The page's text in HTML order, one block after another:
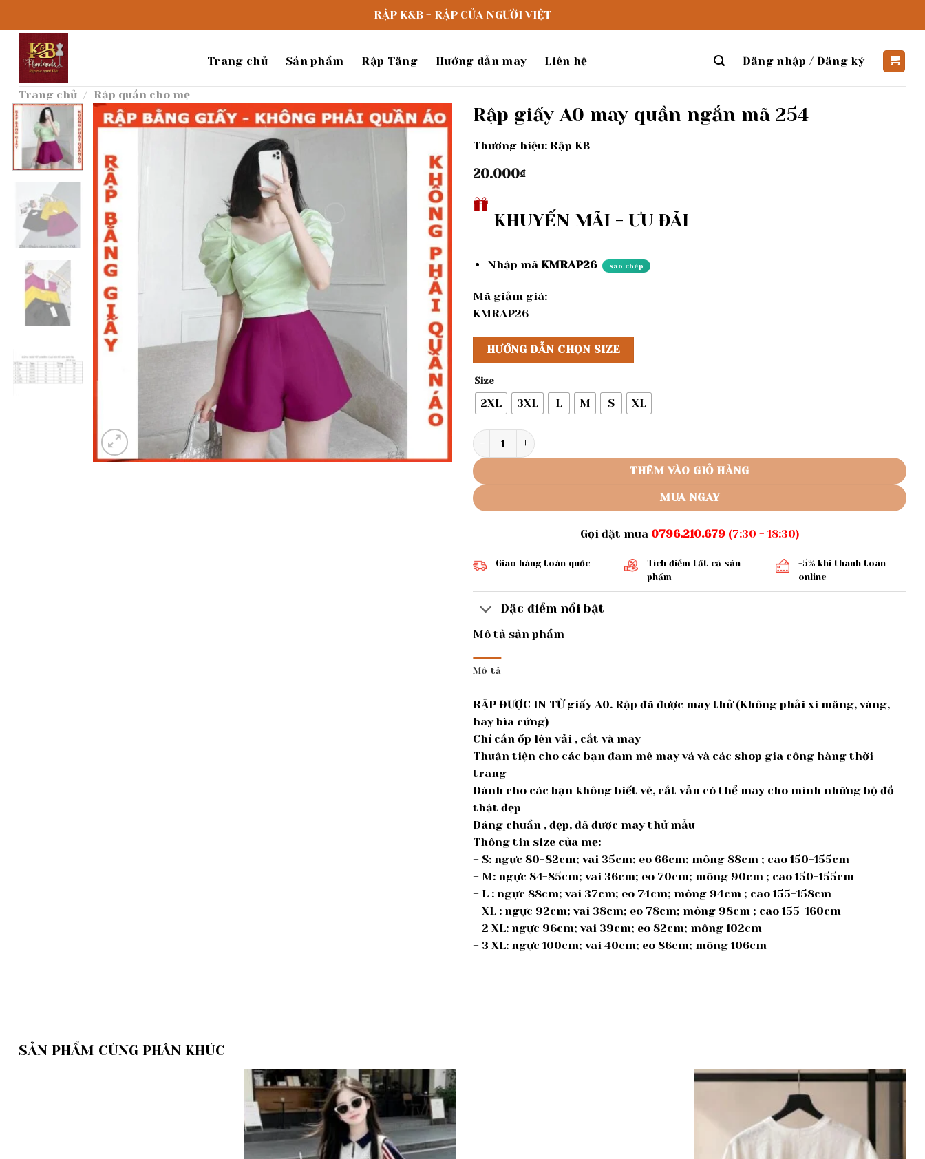
dung
RẬP K&B - RẬP CỦA NGƯỜI VIỆT
Trang chủ Sản phẩm Rập Tặng Hướng dẫn may Liên hệ Đăng nhập / Đăng ký
Trang chủ / Rập quần cho mẹ
wishlist
Rập giấy A0 may quần ngắn mã 254
Thương hiệu: Rập KB
20.000₫
KHUYẾN MÃI - ƯU ĐÃI
Nhập mã KMRAP26 sao chép
Mã giảm giá:
KMRAP26
HƯỚNG DẪN CHỌN SIZE
Size
2XL 3XL L M S XL
Rập giấy A0 may quần ngắn mã 254 số lượng
THÊM VÀO GIỎ HÀNG
MUA NGAY
Gọi đặt mua 0796.210.679(7:30 - 18:30)
Giao hàng toàn quốc
Tích điểm tất cả sản
phẩm
-5% khi thanh toán
online
Đặc điểm nổi bật
Mô tả sản phẩm
Mô tả
RẬP ĐƯỢC IN TỪ giấy A0. Rập đã được may thử (Không phải xi măng, vàng,
hay bìa cứng)
Chỉ cần ốp lên vải , cắt và may
Thuận tiện cho các bạn đam mê may vá và các shop gia công hàng thời
trang
Dành cho các bạn không biết vẽ, cắt vẫn có thể may cho mình những bộ đồ
thật đẹp
Dáng chuẩn , đẹp, đã được may thử mẫu
Thông tin size của mẹ:
+ S: ngực 80-82cm; vai 35cm; eo 66cm; mông 88cm ; cao 150-155cm
+ M: ngực 84-85cm; vai 36cm; eo 70cm; mông 90cm ; cao 150-155cm
+ L : ngực 88cm; vai 37cm; eo 74cm; mông 94cm ; cao 155-158cm
+ XL : ngực 92cm; vai 38cm; eo 78cm; mông 98cm ; cao 155-160cm
+ 2 XL: ngực 96cm; vai 39cm; eo 82cm; mông 102cm
+ 3 XL: ngực 100cm; vai 40cm; eo 86cm; mông 106cm
SẢN PHẨM CÙNG PHÂN KHÚC
Add to
wishlist